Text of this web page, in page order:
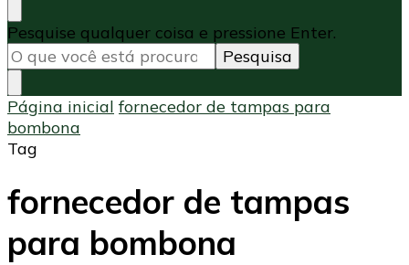
Procurando
algo?
Pesquise qualquer coisa e pressione Enter.
Página inicial fornecedor de tampas para
bombona
Tag
fornecedor de tampas
para bombona